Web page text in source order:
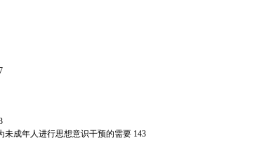
成年人进行思想意识干预的需要 143